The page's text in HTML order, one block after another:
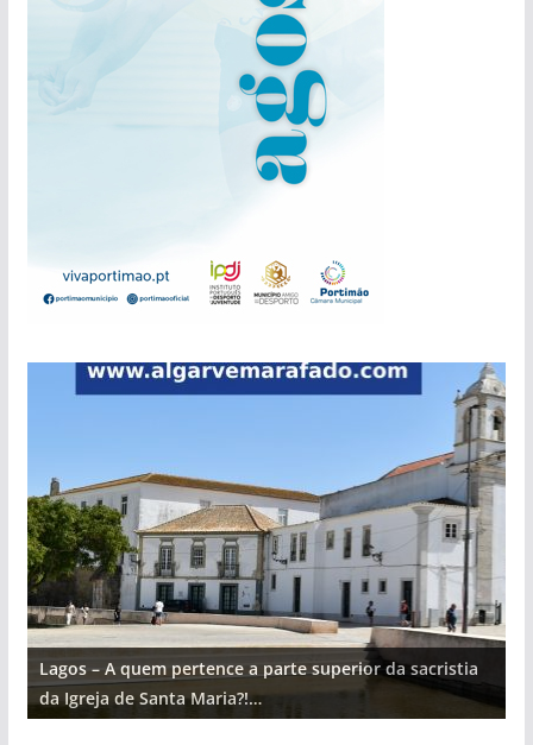
Lagos – A quem pertence a parte superior da sacristia
da Igreja de Santa Maria?!…